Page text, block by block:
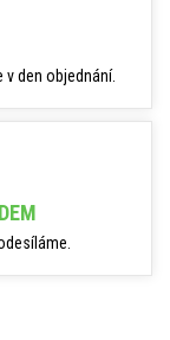
den objednání.